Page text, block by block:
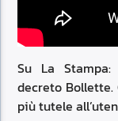
Su La
decreto Bollette.
più tutele